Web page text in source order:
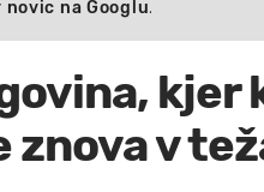
na Googlu.
kjer
znova v